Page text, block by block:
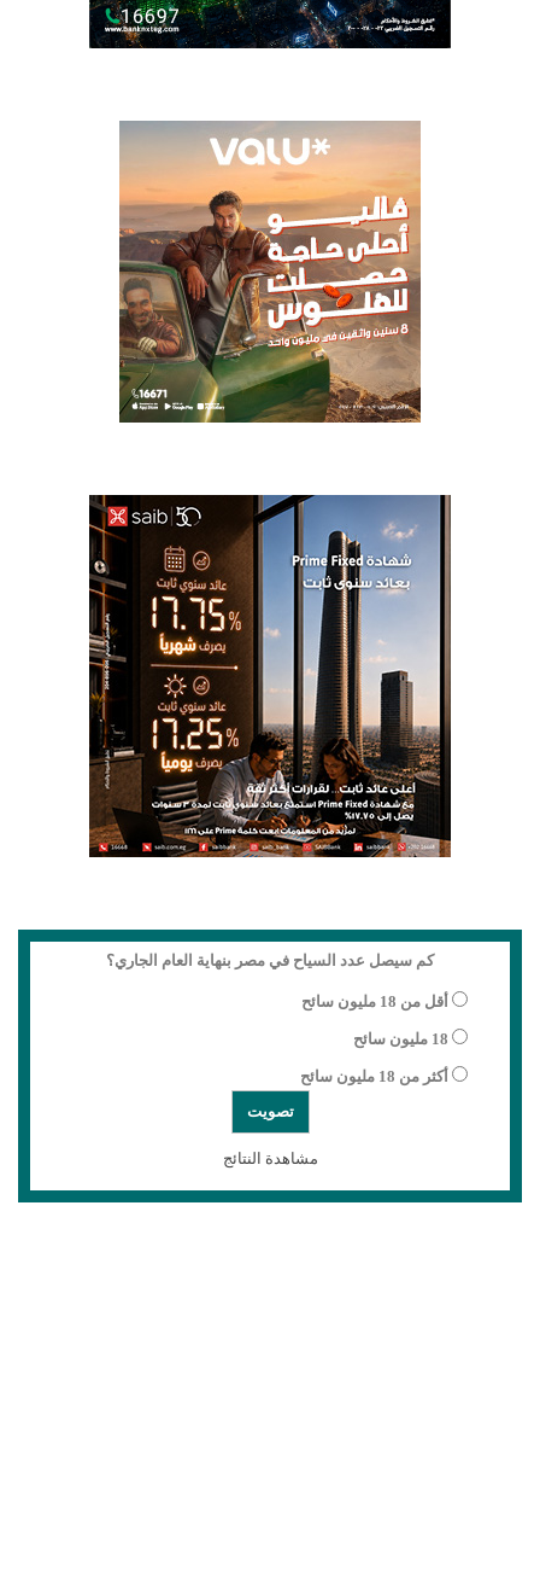
كم سيصل عدد السياح في مصر بنهاية العام الجاري؟
أقل من 18 مليون سائح
18 مليون سائح
أكثر من 18 مليون سائح
مشاهدة النتائج